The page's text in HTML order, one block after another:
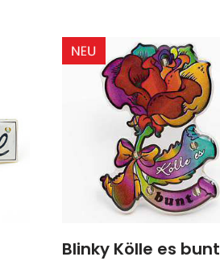
Blinky Kölle es bunt